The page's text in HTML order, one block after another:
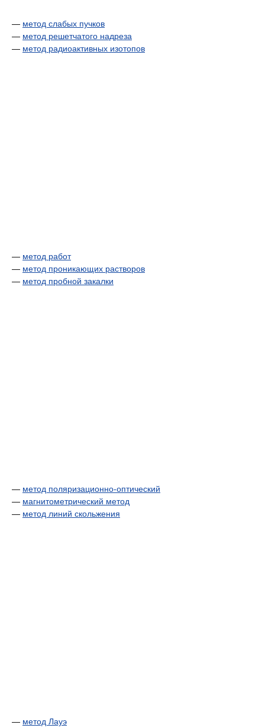
— метод слабых пучков
— метод решетчатого надреза
— метод радиоактивных изотопов
— метод работ
— метод проникающих растворов
— метод пробной закалки
— метод поляризационно-оптический
— магнитометрический метод
— метод линий скольжения
— метод Лауэ